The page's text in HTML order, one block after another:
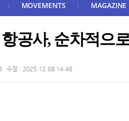
MOVEMENTS MAGAZINE
공사, 순차적으
수정 : 2025.12.08 14:48